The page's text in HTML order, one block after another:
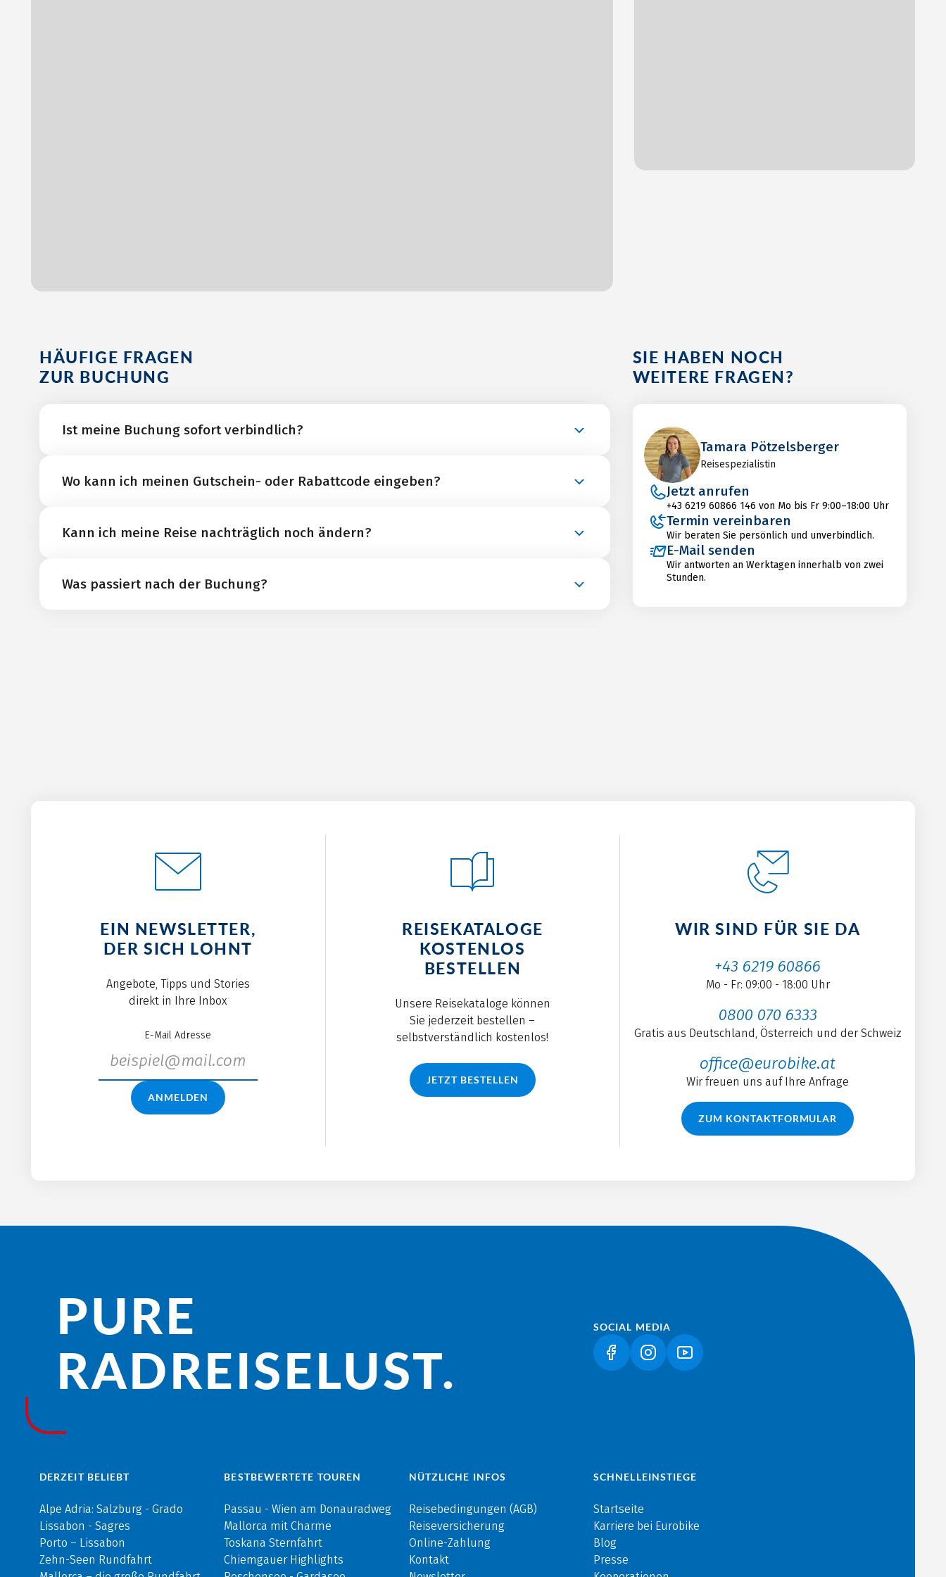
HÄUFIGE FRAGEN
ZUR BUCHUNG
Ist meine Buchung sofort verbindlich?
Ihre Buchung ist eine verbindliche Anfrage und wird nach unserer Rückbestätigung aller
Leistungspartner mit dem Versand der Rechnung automatisch zu einer festen Buchung.
Wo kann ich meinen Gutschein- oder Rabattcode eingeben?
Geben Sie bitte Ihre Gutscheinnummer oder Ihren Rabattcode im Buchungsschritt „Rechnungsdaten
& Zahlungsinformationen" im dafür vorgesehenen Gutscheinfeld an.
Kann ich meine Reise nachträglich noch ändern?
Bis vier Wochen vor Anreise können Sie Ihre Reise völlig flexibel auf einen anderen Wunschtermin
oder eine alternative Reisedestination umbuchen. Wir verrechnen dafür eine Umbuchungsgebühr
Was passiert nach der Buchung?
SIE HABEN NOCH
WEITERE FRAGEN?
Tamara Pötzelsberger
Reisespezialistin
Jetzt anrufen
+43 6219 60866 146 von Mo bis Fr 9:00–18:00 Uhr
Termin vereinbaren
Wir beraten Sie persönlich und unverbindlich.
E-Mail senden
Wir antworten an Werktagen innerhalb von zwei
Stunden.
EIN NEWSLETTER,
DER SICH LOHNT
Angebote, Tipps und Stories
direkt in Ihre Inbox
E-Mail Adresse
ANMELDEN
REISEKATALOGE
KOSTENLOS
BESTELLEN
Unsere Reisekataloge können
Sie jederzeit bestellen –
selbstverständlich kostenlos!
JETZT BESTELLEN
WIR SIND FÜR SIE DA
+43 6219 60866
Mo - Fr: 09:00 - 18:00 Uhr
0800 070 6333
Gratis aus Deutschland, Österreich und der Schweiz
office@eurobike.at
Wir freuen uns auf Ihre Anfrage
ZUM KONTAKTFORMULAR
PURE
RADREISE­LUST.
SOCIAL MEDIA
(LINK ÖFFNET IN NEUEM TAB)
(LINK ÖFFNET IN NEUEM TAB)
(LINK ÖFFNET IN NEUEM TAB)
DERZEIT BELIEBT
Alpe Adria: Salzburg - Grado
Lissabon - Sagres
Porto – Lissabon
Zehn-Seen Rundfahrt
BESTBEWERTETE TOUREN
Passau - Wien am Donauradweg
Mallorca mit Charme
Toskana Sternfahrt
Chiemgauer Highlights
NÜTZLICHE INFOS
Reisebedingungen (AGB)
Reiseversicherung
Online-Zahlung
Kontakt
SCHNELLEINSTIEGE
Startseite
Karriere bei Eurobike
Blog
Presse